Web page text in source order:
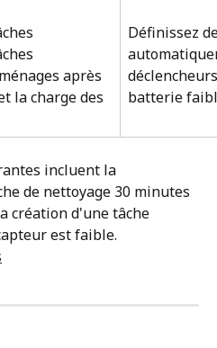
après
la charge des
Définissez
batterie
incluent la
de nettoyage 30 minutes
création d'une tâche
est faible.